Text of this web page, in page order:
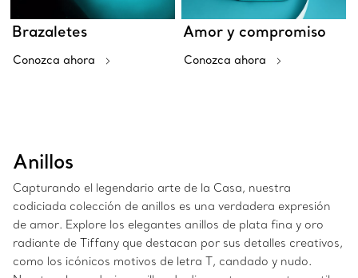
Brazaletes
Conozca ahora
Amor y compromiso
Conozca ahora
Anillos
Capturando el legendario arte de la Casa, nuestra
codiciada colección de anillos es una verdadera expresión
de amor. Explore los elegantes anillos de plata fina y oro
radiante de Tiffany que destacan por sus detalles creativos,
como los icónicos motivos de letra T, candado y nudo.